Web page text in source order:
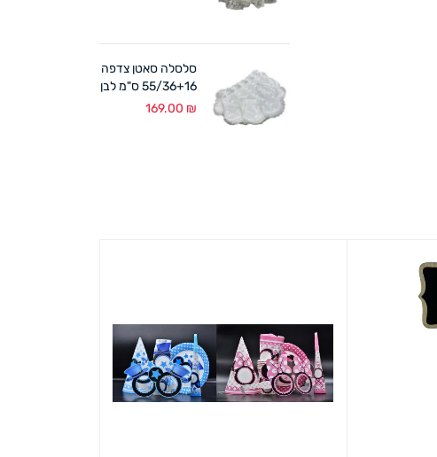
סלסלה סאטן צדפה
55/36+16 ס"מ לבן
169.00 ₪